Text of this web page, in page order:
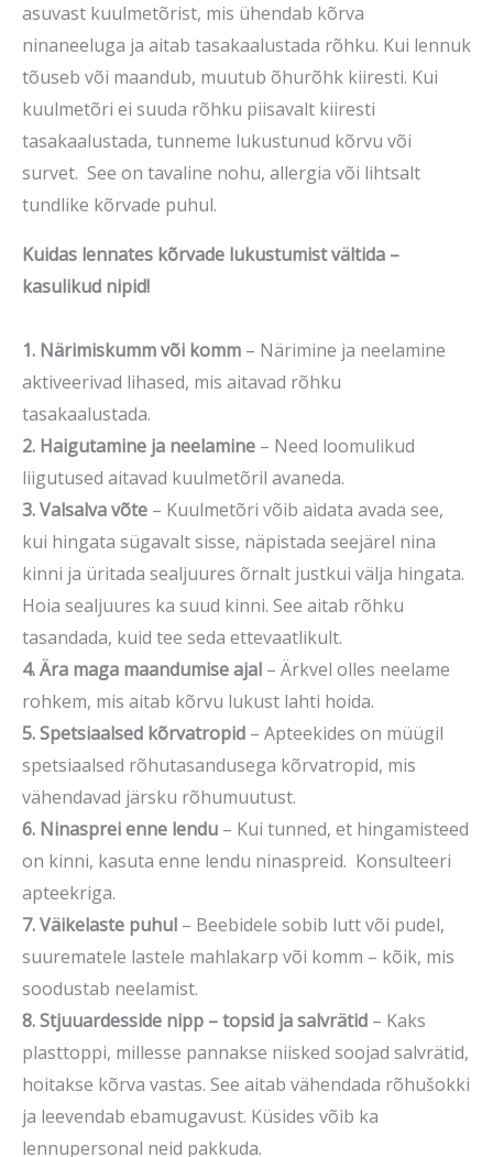
asuvast kuulmetõrist, mis ühendab kõrva
ninaneeluga ja aitab tasakaalustada rõhku. Kui lennuk
tõuseb või maandub, muutub õhurõhk kiiresti. Kui
kuulmetõri ei suuda rõhku piisavalt kiiresti
tasakaalustada, tunneme lukustunud kõrvu või
survet. See on tavaline nohu, allergia või lihtsalt
tundlike kõrvade puhul.
Kuidas lennates kõrvade lukustumist vältida –
kasulikud nipid!
1. Närimiskumm või komm – Närimine ja neelamine
aktiveerivad lihased, mis aitavad rõhku
tasakaalustada.
2. Haigutamine ja neelamine – Need loomulikud
liigutused aitavad kuulmetõril avaneda.
3. Valsalva võte – Kuulmetõri võib aidata avada see,
kui hingata sügavalt sisse, näpistada seejärel nina
kinni ja üritada sealjuures õrnalt justkui välja hingata.
Hoia sealjuures ka suud kinni. See aitab rõhku
tasandada, kuid tee seda ettevaatlikult.
4. Ära maga maandumise ajal – Ärkvel olles neelame
rohkem, mis aitab kõrvu lukust lahti hoida.
5. Spetsiaalsed kõrvatropid – Apteekides on müügil
spetsiaalsed rõhutasandusega kõrvatropid, mis
vähendavad järsku rõhumuutust.
6. Ninasprei enne lendu – Kui tunned, et hingamisteed
on kinni, kasuta enne lendu ninaspreid. Konsulteeri
apteekriga.
7. Väikelaste puhul – Beebidele sobib lutt või pudel,
suurematele lastele mahlakarp või komm – kõik, mis
soodustab neelamist.
8. Stjuuardesside nipp – topsid ja salvrätid – Kaks
plasttoppi, millesse pannakse niisked soojad salvrätid,
hoitakse kõrva vastas. See aitab vähendada rõhušokki
ja leevendab ebamugavust. Küsides võib ka
lennupersonal neid pakkuda.